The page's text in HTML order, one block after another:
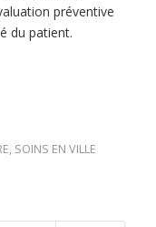
préventive
du patient.
, SOINS EN VILLE